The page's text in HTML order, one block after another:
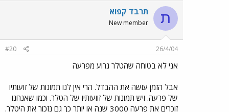
ת תרבד קפוא
New member
26/4/04
#20
אני לא בטוחה שהטלר גרוע מפרעה
אבל הזמן עושה את ההבדל. הרי אין לנו תמונות של זועותיו
של פרעה. ויש תמונות של זוועותיו של הטלר. וכמו שאנחנו
זוכרים את פרעה 3000 שנה או יותר כך גם נזכור את היטלר.